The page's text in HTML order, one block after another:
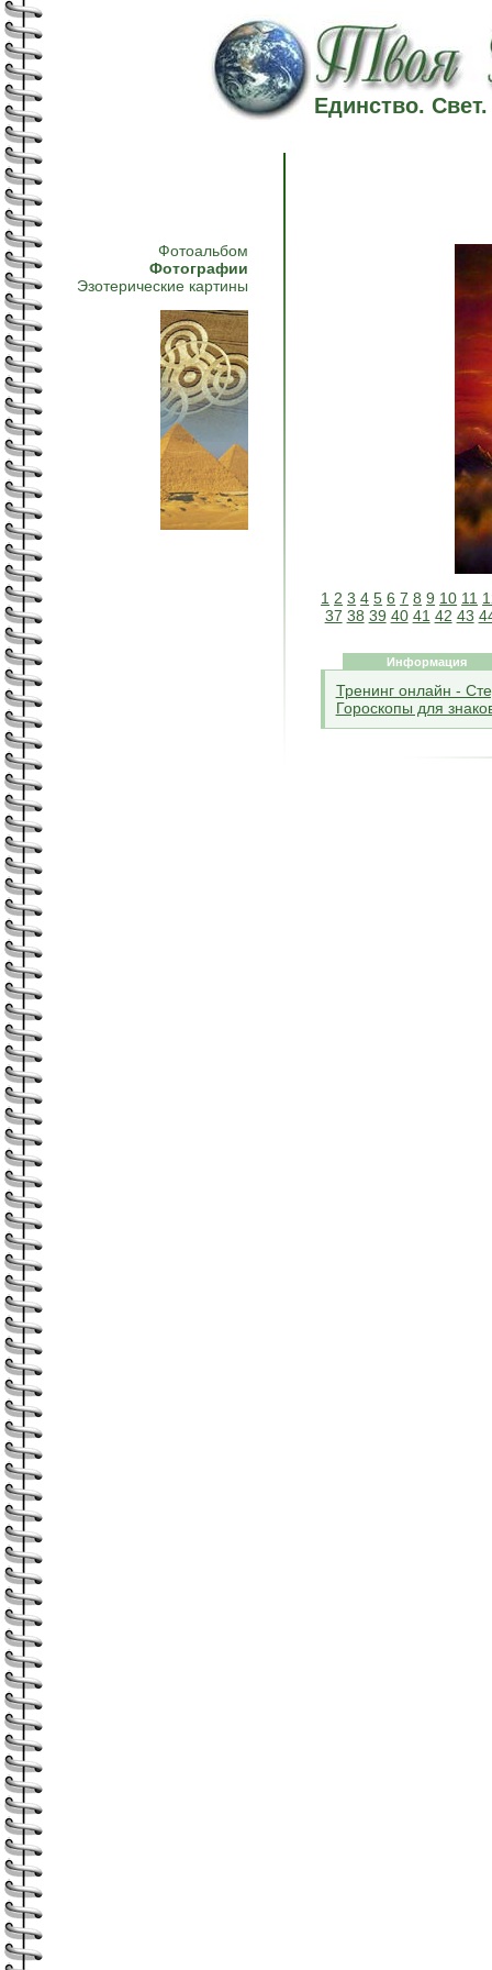
Единство.
Фотоальбом
Фотографии
Эзотерические картины
1 2 3 4 5 6 7 8 9 10 11
37 38 39 40 41 42 43
Информация
Тренинг онлайн -
Гороскопы для